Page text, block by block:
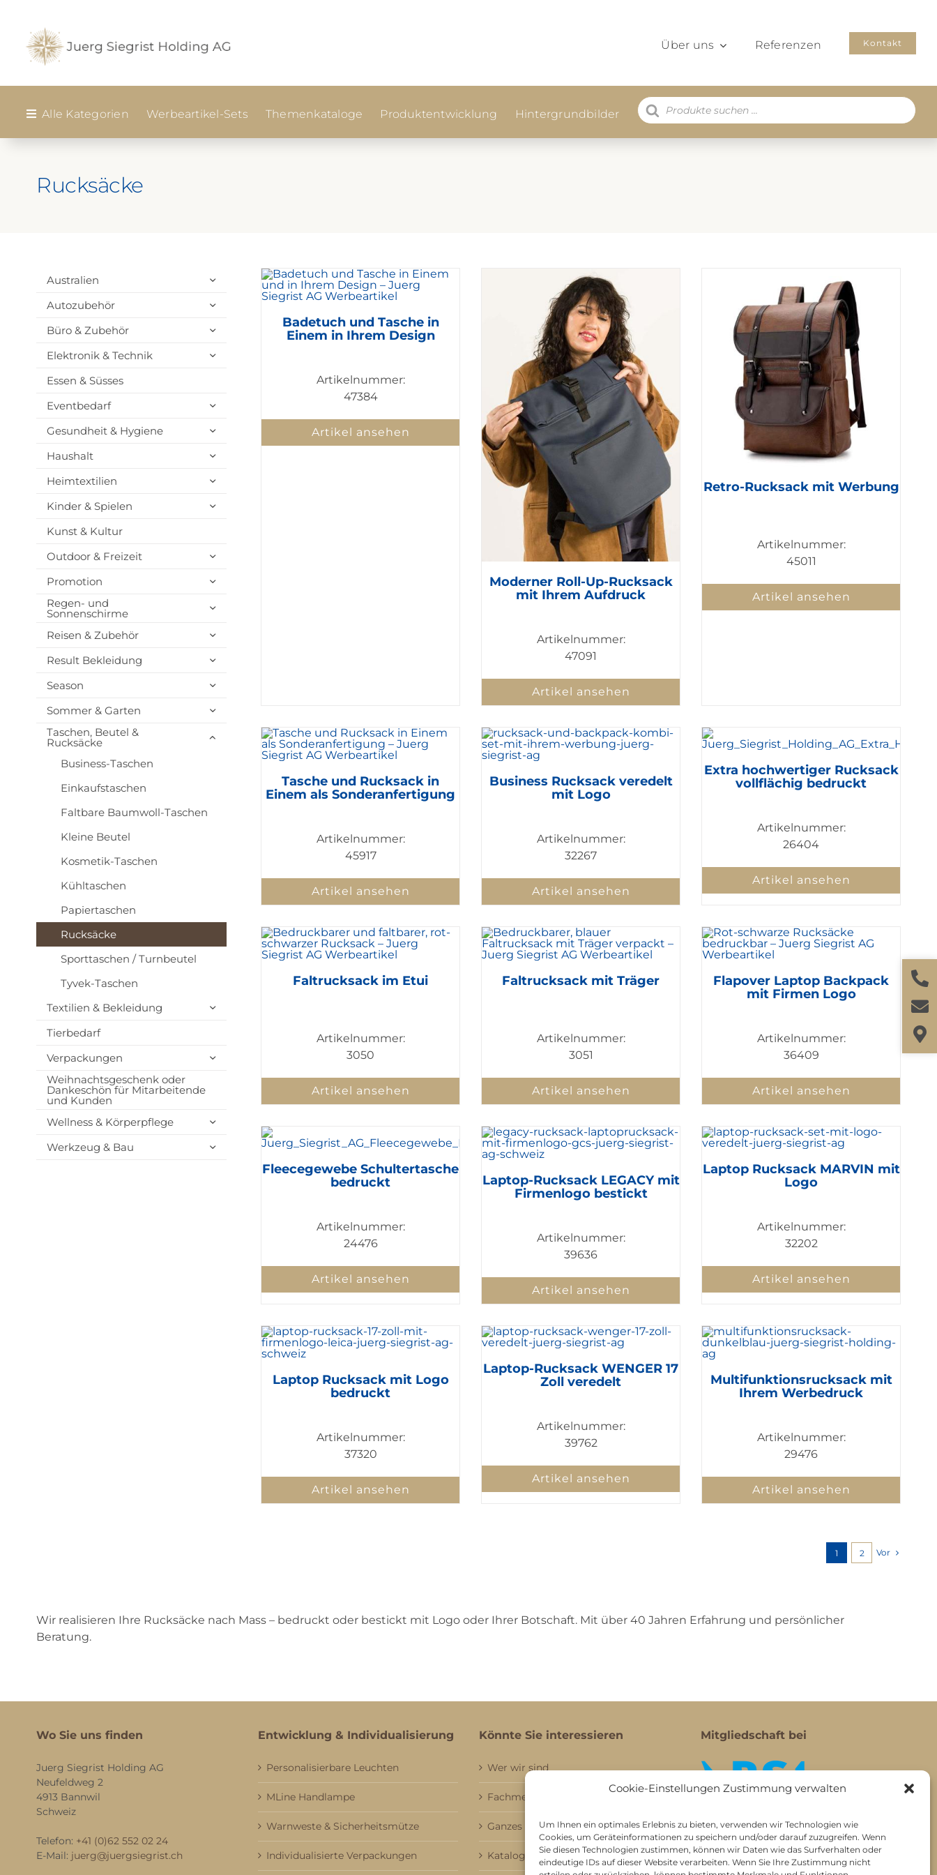
Cookie-Einstellungen Zustimmung verwalten
Um Ihnen ein optimales Erlebnis zu bieten, verwenden wir Technologien wie
Cookies, um Geräteinformationen zu speichern und/oder darauf zuzugreifen. Wenn
Sie diesen Technologien zustimmen, können wir Daten wie das Surfverhalten oder
eindeutige IDs auf dieser Website verarbeiten. Wenn Sie Ihre Zustimmung nicht
springen
Über uns Referenzen Kontakt
Alle Kategorien Werbeartikel-Sets Themenkataloge Produktentwicklung Hintergrundbilder
Products
search
Rucksäcke
Australien
Autozubehör
Büro & Zubehör
Elektronik & Technik
Essen & Süsses
Eventbedarf
Gesundheit & Hygiene
Haushalt
Heimtextilien
Kinder & Spielen
Kunst & Kultur
Outdoor & Freizeit
Promotion
Regen- und
Sonnenschirme
Reisen & Zubehör
Result Bekleidung
Season
Sommer & Garten
Taschen, Beutel &
Rucksäcke
Business-Taschen
Einkaufstaschen
Faltbare Baumwoll-Taschen
Kleine Beutel
Kosmetik-Taschen
Kühltaschen
Papiertaschen
Rucksäcke
Sporttaschen / Turnbeutel
Tyvek-Taschen
Textilien & Bekleidung
Tierbedarf
Verpackungen
Weihnachtsgeschenk oder
Dankeschön für Mitarbeitende
und Kunden
Wellness & Körperpflege
Werkzeug & Bau
Badetuch und Tasche in
Einem in Ihrem Design
Artikelnummer:
47384
Artikel ansehen
Moderner Roll-Up-Rucksack
mit Ihrem Aufdruck
Artikelnummer:
47091
Artikel ansehen
Retro-Rucksack mit Werbung
Artikelnummer:
45011
Artikel ansehen
Tasche und Rucksack in
Einem als Sonderanfertigung
Artikelnummer:
45917
Artikel ansehen
Business Rucksack veredelt
mit Logo
Artikelnummer:
32267
Artikel ansehen
Extra hochwertiger Rucksack
vollflächig bedruckt
Artikelnummer:
26404
Artikel ansehen
Faltrucksack im Etui
Artikelnummer:
3050
Artikel ansehen
Faltrucksack mit Träger
Artikelnummer:
3051
Artikel ansehen
Flapover Laptop Backpack
mit Firmen Logo
Artikelnummer:
36409
Artikel ansehen
Fleecegewebe Schultertasche
bedruckt
Artikelnummer:
24476
Artikel ansehen
Laptop-Rucksack LEGACY mit
Firmenlogo bestickt
Artikelnummer:
39636
Artikel ansehen
Laptop Rucksack MARVIN mit
Logo
Artikelnummer:
32202
Artikel ansehen
Laptop Rucksack mit Logo
bedruckt
Artikelnummer:
37320
Artikel ansehen
Laptop-Rucksack WENGER 17
Zoll veredelt
Artikelnummer:
39762
Artikel ansehen
Multifunktionsrucksack mit
Ihrem Werbedruck
Artikelnummer:
29476
Artikel ansehen
1 2 Vor
Wir realisieren Ihre Rucksäcke nach Mass – bedruckt oder bestickt mit Logo oder Ihrer Botschaft. Mit über 40 Jahren Erfahrung und persönlicher
Beratung.
Wo Sie uns finden
Juerg Siegrist Holding AG
Neufeldweg 2
4913 Bannwil
Schweiz
Telefon: +41 (0)62 552 02 24
E-Mail: juerg@juergsiegrist.ch
Entwicklung & Individualisierung
Personalisierbare Leuchten
MLine Handlampe
Warnweste & Sicherheitsmütze
Individualisierte Verpackungen
Könnte Sie interessieren
Wer wir sind
Fachmessebesuch
Ganzes Sortiment
Kataloge
Mitgliedschaft bei